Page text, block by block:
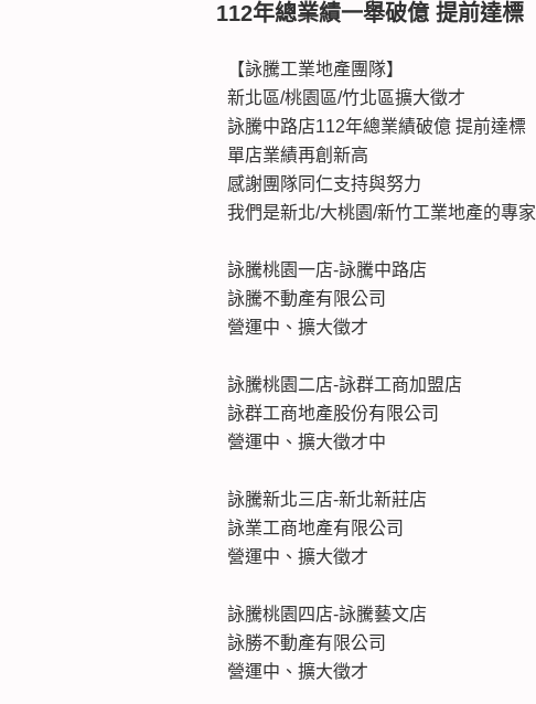
112年總業績一舉破億 提前達標
【詠騰工業地產團隊】
新北區/桃園區/竹北區擴大徵才
詠騰中路店112年總業績破億 提前達標
單店業績再創新高
感謝團隊同仁支持與努力
我們是新北/大桃園/新竹工業地產的專家
詠騰桃園一店-詠騰中路店
詠騰不動產有限公司
營運中、擴大徵才
詠騰桃園二店-詠群工商加盟店
詠群工商地產股份有限公司
營運中、擴大徵才中
詠騰新北三店-新北新莊店
詠業工商地產有限公司
營運中、擴大徵才
詠騰桃園四店-詠騰藝文店
詠勝不動產有限公司
營運中、擴大徵才